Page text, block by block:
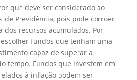
que deve ser considerado ao
de Previdência, pois pode corroer
dos recursos acumulados. Por
fundos que tenham uma
capaz de superar a
tempo. Fundos que investem em
à inflação podem ser